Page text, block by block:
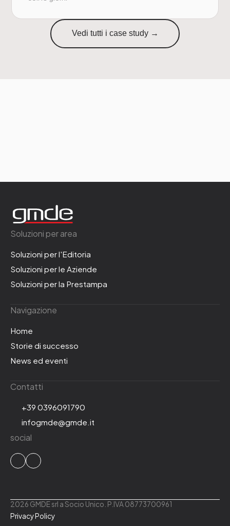
Vedi tutti i case study →
Soluzioni per area
Soluzioni per l'Editoria
Soluzioni per le Aziende
Soluzioni per la Prestampa
Navigazione
Home
Storie di successo
News ed eventi
Contatti
+39 0396091790
infogmde@gmde.it
social
2026 GMDE srl a Socio Unico. P.IVA 08773700961
Privacy Policy